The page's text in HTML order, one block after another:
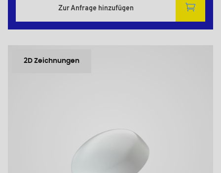
Zur Anfrage hinzufügen
2D Zeichnungen